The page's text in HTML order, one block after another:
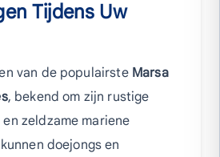
Tijdens Uw
van de populairste Marsa
, bekend om zijn rustige
zeldzame mariene
doejongs en